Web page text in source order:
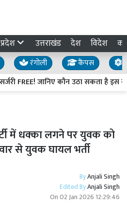
उत्तराखंड देश विदेश
रंगोली कैंपस
FREE! जानिए कौन उठा सकता है इस
में धक्का लगने पर युवक को
से युवक घायल भर्ती
ByAnjali Singh
Edited ByAnjali Singh
On02 Jan 2026 12:29:46